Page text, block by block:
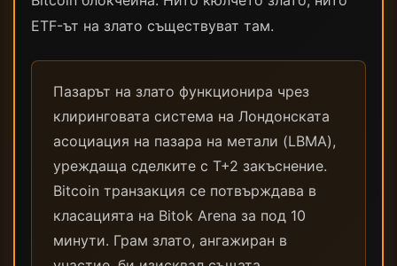
ETF-ът на злато съществуват там.
Пазарът на злато функционира чрез
клиринговата система на Лондонската
асоциация на пазара на метали (LBMA),
уреждаща сделките с T+2 закъснение.
Bitcoin транзакция се потвърждава в
класацията на Bitok Arena за под 10
минути. Грам злато, ангажиран в